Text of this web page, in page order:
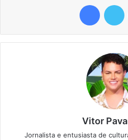
Facebook
Vitor
Jornalista e entusiasta de